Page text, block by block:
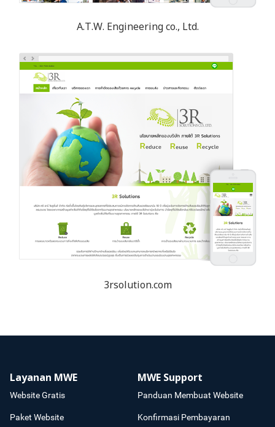
A.T.W. Engineering co., Ltd.
3rsolution.com
Layanan MWE
Website Gratis
Paket Website
MWE Support
Panduan Membuat Website
Konfirmasi Pembayaran